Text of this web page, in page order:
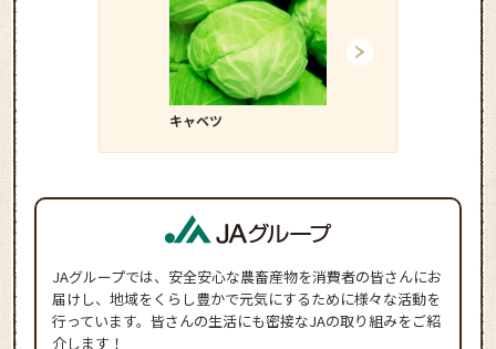
キャベツ
JAグループでは、安全安心な農畜産物を消費者の皆さんにお
届けし、地域をくらし豊かで元気にするために様々な活動を
行っています。皆さんの生活にも密接なJAの取り組みをご紹
介します！